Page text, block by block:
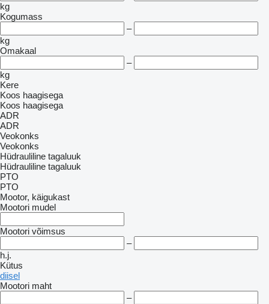
kg
Kogumass
–
kg
Omakaal
–
kg
Kere
Koos haagisega
Koos haagisega
ADR
ADR
Veokonks
Veokonks
Hüdrauliline tagaluuk
Hüdrauliline tagaluuk
PTO
PTO
Mootor, käigukast
Mootori mudel
Mootori võimsus
–
h.j.
Kütus
diisel
Mootori maht
–